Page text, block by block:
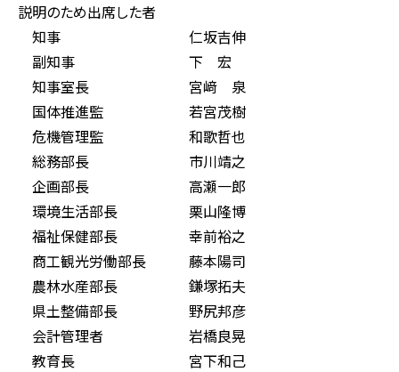
説明のため出席した者
知事 仁坂吉伸
副知事 下 宏
知事室長 宮﨑 泉
国体推進監 若宮茂樹
危機管理監 和歌哲也
総務部長 市川靖之
企画部長 高瀬一郎
環境生活部長 栗山隆博
福祉保健部長 幸前裕之
商工観光労働部長 藤本陽司
農林水産部長 鎌塚拓夫
県土整備部長 野尻邦彦
会計管理者 岩橋良晃
教育長 宮下和己